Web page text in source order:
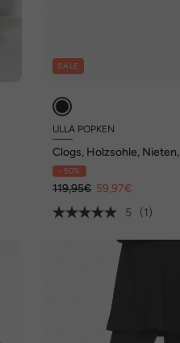
SALE
ULLA POPKEN
Clogs, Holzsohle, Nieten,
Blockabsatz
- 50%
119,95€ 59,97€
5
(1)